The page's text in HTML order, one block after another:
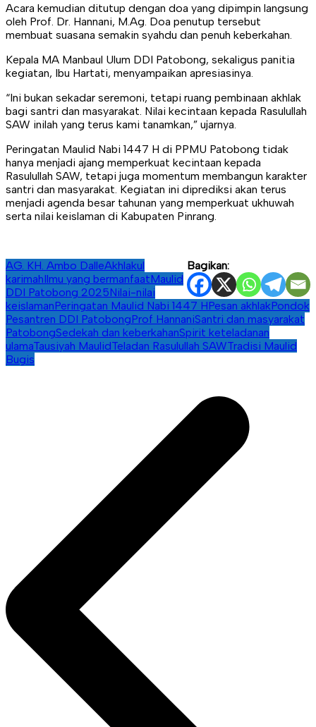
Acara kemudian ditutup dengan doa yang dipimpin langsung
oleh Prof. Dr. Hannani, M.Ag. Doa penutup tersebut
membuat suasana semakin syahdu dan penuh keberkahan.
Kepala MA Manbaul Ulum DDI Patobong, sekaligus panitia
kegiatan, Ibu Hartati, menyampaikan apresiasinya.
“Ini bukan sekadar seremoni, tetapi ruang pembinaan akhlak
bagi santri dan masyarakat. Nilai kecintaan kepada Rasulullah
SAW inilah yang terus kami tanamkan,” ujarnya.
Peringatan Maulid Nabi 1447 H di PPMU Patobong tidak
hanya menjadi ajang memperkuat kecintaan kepada
Rasulullah SAW, tetapi juga momentum membangun karakter
santri dan masyarakat. Kegiatan ini diprediksi akan terus
menjadi agenda besar tahunan yang memperkuat ukhuwah
serta nilai keislaman di Kabupaten Pinrang.
Bagikan:
AG. KH. Ambo DalleAkhlakul
karimahIlmu yang bermanfaatMaulid
DDI Patobong 2025Nilai-nilai
keislamanPeringatan Maulid Nabi 1447 HPesan akhlakPondok
Pesantren DDI PatobongProf HannaniSantri dan masyarakat
PatobongSedekah dan keberkahanSpirit keteladanan
ulamaTausiyah MaulidTeladan Rasulullah SAWTradisi Maulid
Bugis